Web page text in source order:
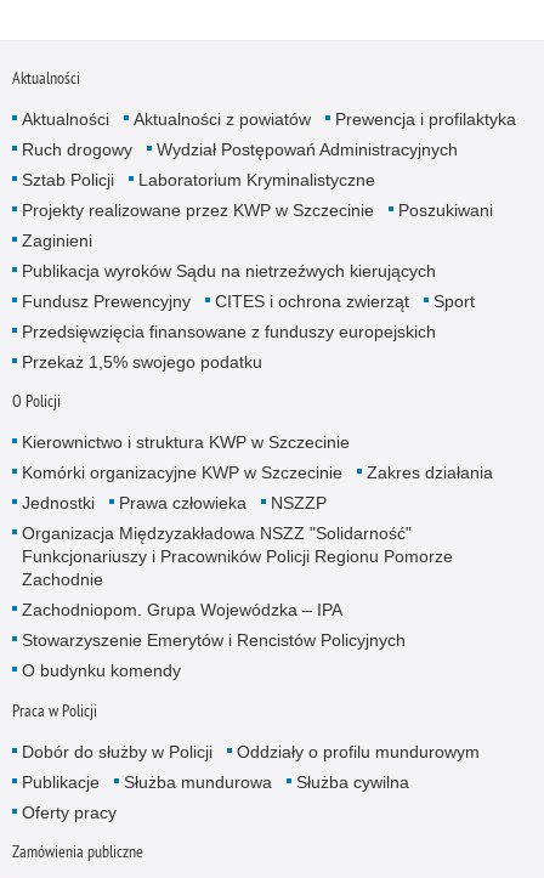
Aktualności
Aktualności Aktualności z powiatów
Prewencja i profilaktyka
Ruch drogowy
Wydział Postępowań Administracyjnych
Sztab Policji
Laboratorium Kryminalistyczne
Projekty realizowane przez KWP w Szczecinie
Poszukiwani
Zaginieni
Publikacja wyroków Sądu na nietrzeźwych kierujących
Fundusz Prewencyjny
CITES i ochrona zwierząt
Sport
Przedsięwzięcia finansowane z funduszy europejskich
Przekaż 1,5% swojego podatku
O Policji
Kierownictwo i struktura KWP w Szczecinie
Komórki organizacyjne KWP w Szczecinie
Zakres działania
Jednostki
Prawa człowieka
NSZZP
Organizacja Międzyzakładowa NSZZ "Solidarność"
Funkcjonariuszy i Pracowników Policji Regionu Pomorze
Zachodnie
Zachodniopom. Grupa Wojewódzka – IPA
Stowarzyszenie Emerytów i Rencistów Policyjnych
O budynku komendy
Praca w Policji
Dobór do służby w Policji
Oddziały o profilu mundurowym
Publikacje
Służba mundurowa
Służba cywilna
Oferty pracy
Zamówienia publiczne